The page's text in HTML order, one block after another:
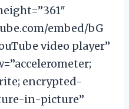
embed/bG
video player”
encrypted-
in-picture”